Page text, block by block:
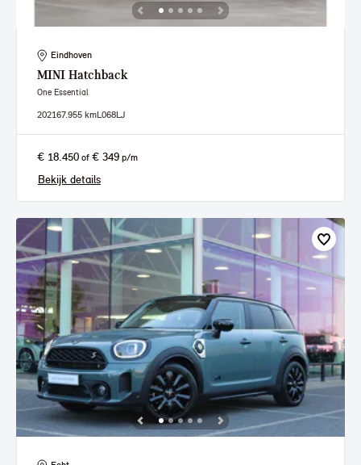
Eindhoven
MINI Hatchback
One Essential
202167.955 kmL068LJ
€ 18.450 of € 349 p/m
Bekijk details